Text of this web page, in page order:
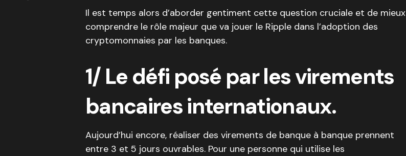
Il est temps alors d’aborder gentiment cette question cruciale et de mieux
comprendre le rôle majeur que va jouer le Ripple dans l’adoption des
cryptomonnaies par les banques.
1/ Le défi posé par les virements
bancaires internationaux.
Aujourd’hui encore, réaliser des virements de banque à banque prennent
entre 3 et 5 jours ouvrables. Pour une personne qui utilise les